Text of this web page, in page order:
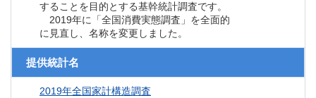
することを目的とする基幹統計調査です。
2019年に「全国消費実態調査」を全面的
に見直し、名称を変更しました。
提供統計名
2019年全国家計構造調査